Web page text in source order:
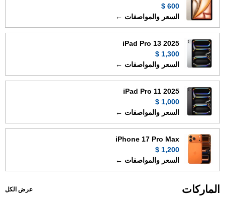
600 $
السعر والمواصفات ←
iPad Pro 13 2025
1,300 $
السعر والمواصفات ←
iPad Pro 11 2025
1,000 $
السعر والمواصفات ←
iPhone 17 Pro Max
1,200 $
السعر والمواصفات ←
الماركات عرض الكل